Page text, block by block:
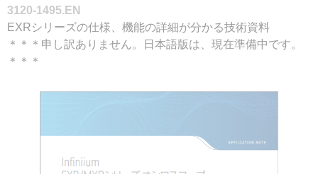
3120-1495.EN
EXRシリーズの仕様、機能の詳細が分かる技術資料
＊＊＊申し訳ありません。日本語版は、現在準備中です。
＊＊＊